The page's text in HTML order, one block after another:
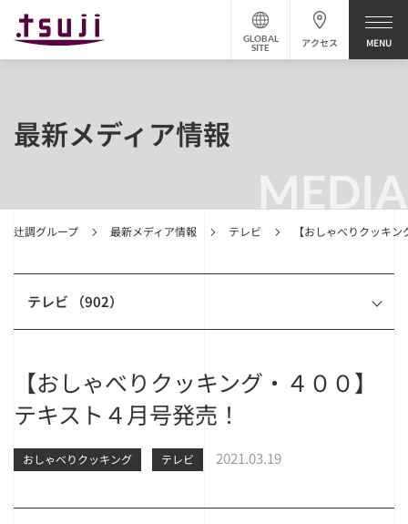
アクセス
GLOBAL
SITE
MEDIA
辻調グループ 最新メディア情報 テレビ 【おしゃべりクッキ
最新メディア情報
テレビ （902）
【おしゃべりクッキング・４００】
テキスト４月号発売！
おしゃべりクッキング テレビ 2021.03.19